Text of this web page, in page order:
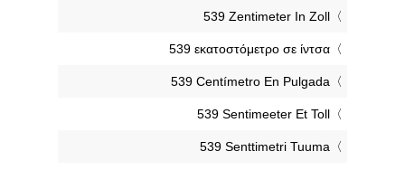
‎539 Zentimeter In Zoll
‎539 εκατοστόμετρο σε ίντσα
‎539 Centímetro En Pulgada
‎539 Sentimeeter Et Toll
‎539 Senttimetri Tuuma